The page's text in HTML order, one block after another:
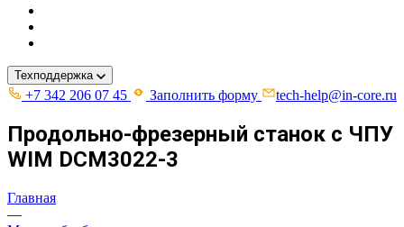
Техподдержка
+7 342 206 07 45 Заполнить форму tech-help@in-core.ru
Продольно-фрезерный станок с ЧПУ
WIM DCM3022-3
Главная
—